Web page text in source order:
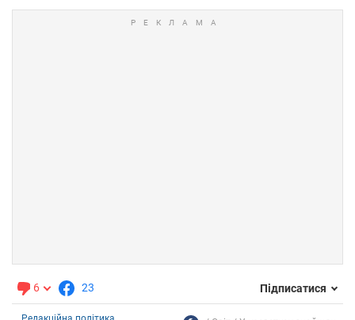
6 23 Підписатися